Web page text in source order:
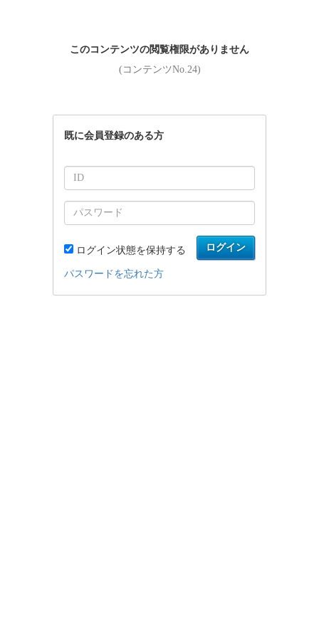
このコンテンツの閲覧権限がありません
(コンテンツNo.24)
既に会員登録のある方
ログイン
ログイン状態を保持する
パスワードを忘れた方